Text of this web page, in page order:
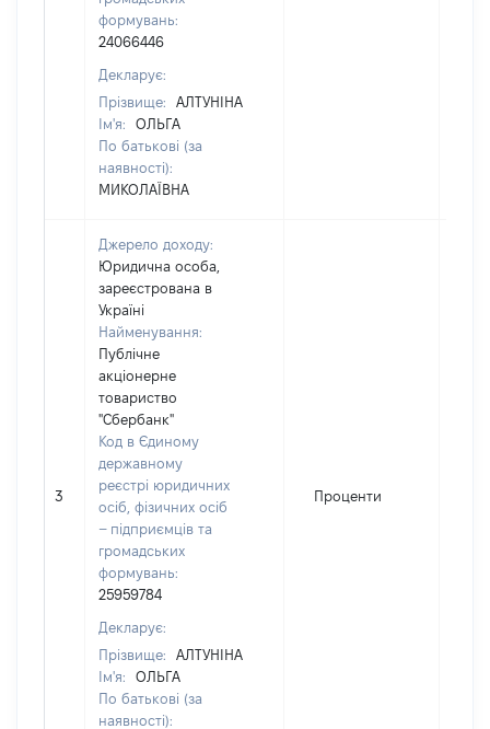
формувань:
24066446
Декларує:
Прізвище:
АЛТУНІНА
Ім'я:
ОЛЬГА
По батькові (за
наявності):
МИКОЛАЇВНА
3
Джерело доходу:
Юридична особа,
зареєстрована в
Україні
Найменування:
Публічне
акціонерне
товариство
"Сбербанк"
Код в Єдиному
державному
реєстрі юридичних
осіб, фізичних осіб
– підприємців та
громадських
формувань:
25959784
Декларує:
Прізвище:
АЛТУНІНА
Ім'я:
ОЛЬГА
По батькові (за
наявності):
Проценти